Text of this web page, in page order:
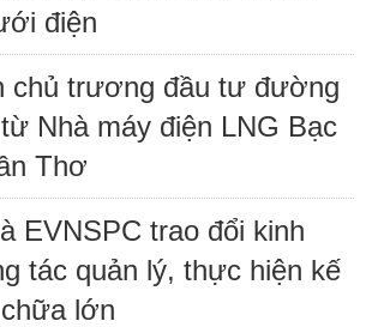
điện
chủ trương đầu tư đường
Nhà máy điện LNG Bạc
Thơ
EVNSPC trao đổi kinh
tác quản lý, thực hiện kế
lớn